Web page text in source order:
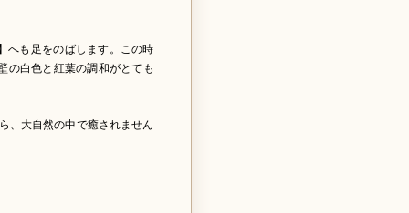
へも足をのばします。この時
の白色と紅葉の調和がとても
、大自然の中で癒されません